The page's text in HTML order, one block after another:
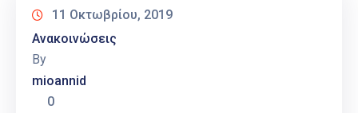
11 Οκτωβρίου, 2019
Ανακοινώσεις
By
mioannid
0